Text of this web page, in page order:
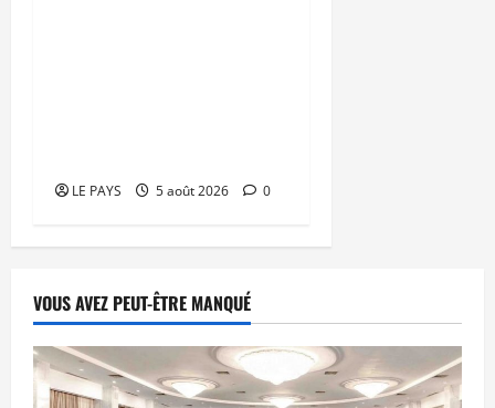
LE PAYS 5 août 2026 0
VOUS AVEZ PEUT-ÊTRE MANQUÉ